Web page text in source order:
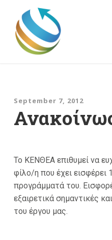
September 7, 2012
Το ΚΕΝΘΕΑ επιθυμεί να
φίλο/η που έχει εισφέρει
προγράμματά του.
εξαιρετικά σημαντικές
του έργου μας.